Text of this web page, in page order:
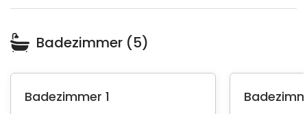
Badezimmer (5)
Badezimmer 1